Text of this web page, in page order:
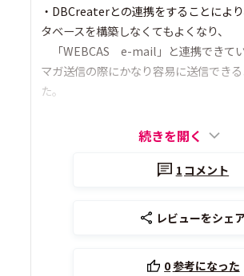
・DBCreaterとの連携をすることによ
タベースを構築しなくてもよくなり、
「WEBCAS e-mail」と連携できて
マガ送信の際にかなり容易に送信でき
た。
続きを開く
1 コメント
レビューをシェ
0参考になった